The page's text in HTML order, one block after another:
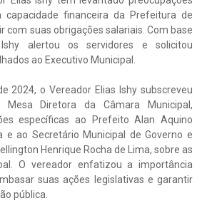
capacidade financeira da Prefeitura de
com suas obrigações salariais. Com base
alertou os servidores e solicitou
ao Executivo Municipal.
2024, o Vereador Elias Ishy subscreveu
Diretora da Câmara Municipal,
específicas ao Prefeito Alan Aquino
e ao Secretário Municipal de Governo e
Henrique Rocha de Lima, sobre as
O vereador enfatizou a importância
suas ações legislativas e garantir
pública.